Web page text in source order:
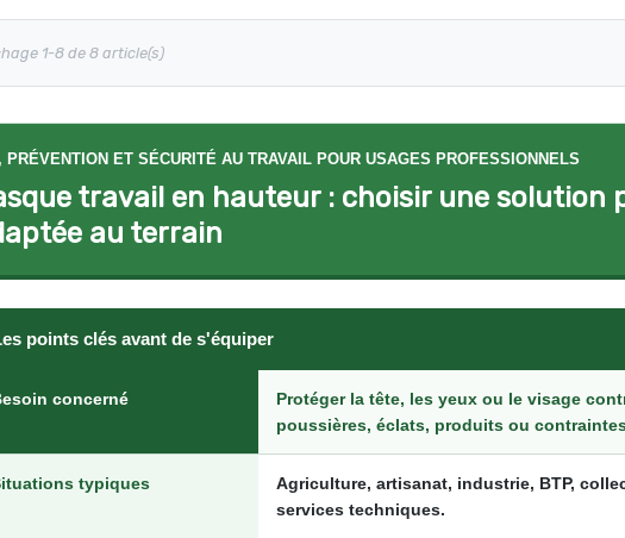
1-8 de 8 article(s)
PRÉVENTION ET SÉCURITÉ AU TRAVAIL POUR USAGES PROFESSIONNELS
travail en hauteur : choisir une solution
au terrain
points clés avant de s'équiper
concerné
Protéger la tête, les yeux ou le visage
poussières, éclats, produits ou
typiques
Agriculture, artisanat, industrie, BTP,
services techniques.